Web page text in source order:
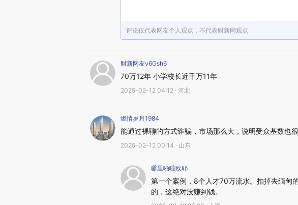
评论仅代表网友个人观点，不代表财新网观点
财新网友v6Gsh6
70万12年 小学校长近千万11年
2025-02-12 04:12 · 河北
燃情岁月1984
能通过裸聊的方式诈骗，市场那么大，说明受众基数也
2025-02-12 00:14 · 山东
噼里啪啦欧耶
第一个案例，8个人才70万流水。扣掉去缅甸
的，这绝对没赚到钱。